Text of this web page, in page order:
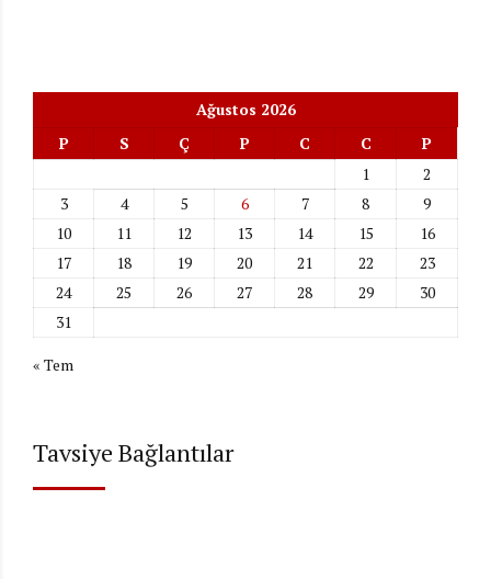
Ağustos 2026
P
S Ç P C C
P
1
2
3
4 5 6 7 8
9
10
11 12 13 14 15
16
17
18 19 20 21 22
23
24
25 26 27 28 29
30
31
« Tem
Tavsiye Bağlantılar